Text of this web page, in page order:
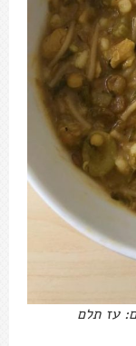
עז תלם